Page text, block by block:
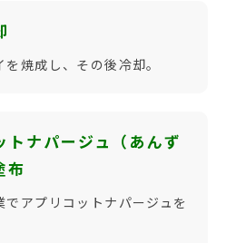
焼成し、その後冷却。
トナパージュ（あんず
布
でアプリコットナパージュを